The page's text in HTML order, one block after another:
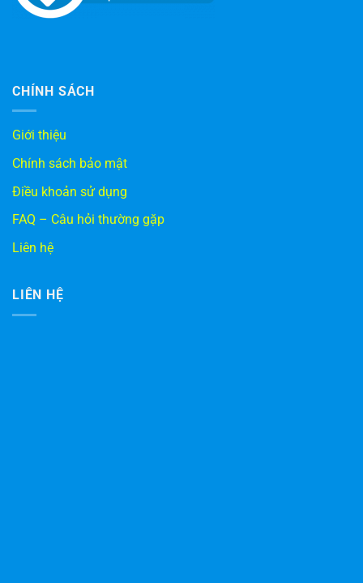
CHÍNH SÁCH
Giới thiệu
Chính sách bảo mật
Điều khoản sử dụng
FAQ – Câu hỏi thường gặp
Liên hệ
LIÊN HỆ